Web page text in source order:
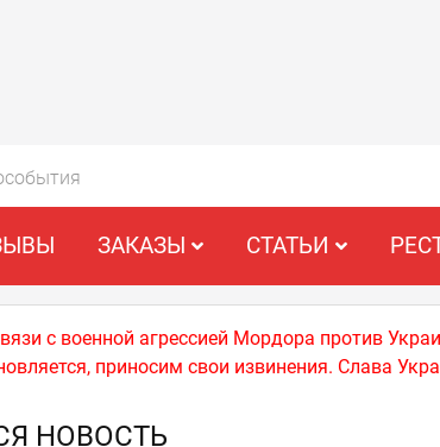
ЗАКАЗЫ СТАТЬИ
с военной агрессией Мордора против
приносим свои извинения. Слава
НОВОСТЬ